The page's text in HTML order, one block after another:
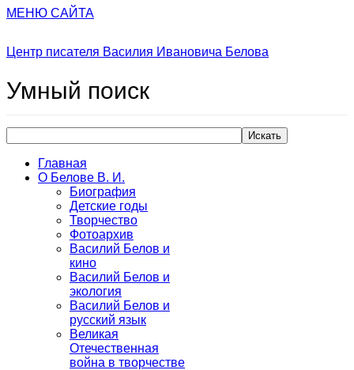
МЕНЮ САЙТА
Центр писателя Василия Ивановича Белова
Умный поиск
Искать
Главная
О Белове В. И.
Биография
Детские годы
Творчество
Фотоархив
Василий Белов и
кино
Василий Белов и
экология
Василий Белов и
русский язык
Великая
Отечественная
война в творчестве